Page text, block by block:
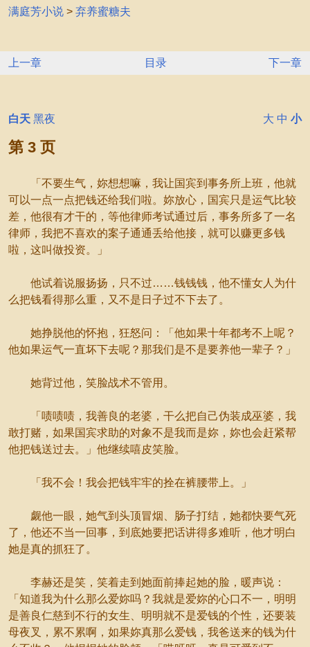
满庭芳小说 > 弃养蜜糖夫
上一章 目录 下一章
白天 黑夜 大 中 小
第 3 页
「不要生气，妳想想嘛，我让国宾到事务所上班，他就
可以一点一点把钱还给我们啦。妳放心，国宾只是运气比较
差，他很有才干的，等他律师考试通过后，事务所多了一名
律师，我把不喜欢的案子通通丢给他接，就可以赚更多钱
啦，这叫做投资。」
他试着说服扬扬，只不过……钱钱钱，他不懂女人为什
么把钱看得那么重，又不是日子过不下去了。
她挣脱他的怀抱，狂怒问：「他如果十年都考不上呢？
他如果运气一直坏下去呢？那我们是不是要养他一辈子？」
她背过他，笑脸战术不管用。
「啧啧啧，我善良的老婆，干么把自己伪装成巫婆，我
敢打赌，如果国宾求助的对象不是我而是妳，妳也会赶紧帮
他把钱送过去。」他继续嘻皮笑脸。
「我不会！我会把钱牢牢的拴在裤腰带上。」
觑他一眼，她气到头顶冒烟、肠子打结，她都快要气死
了，他还不当一回事，到底她要把话讲得多难听，他才明白
她是真的抓狂了。
李赫还是笑，笑着走到她面前捧起她的脸，暖声说：
「知道我为什么那么爱妳吗？我就是爱妳的心口不一，明明
是善良仁慈到不行的女生、明明就不是爱钱的个性，还要装
母夜叉，累不累啊，如果妳真那么爱钱，我爸送来的钱为什